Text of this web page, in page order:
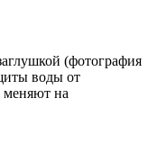
(фотография
воды от
меняют на